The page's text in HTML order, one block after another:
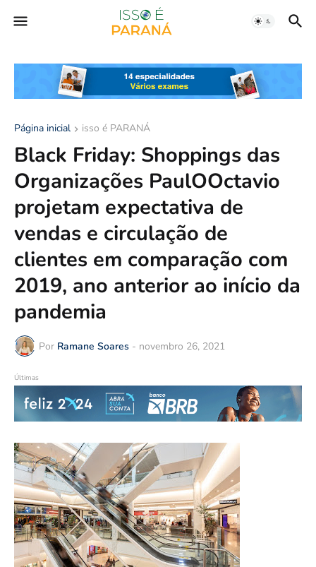
Página inicial isso é PARANÁ
Black Friday: Shoppings das
Organizações PaulOOctavio
projetam expectativa de
vendas e circulação de
clientes em comparação com
2019, ano anterior ao início da
pandemia
Por Ramane Soares - novembro 26, 2021
Últimas